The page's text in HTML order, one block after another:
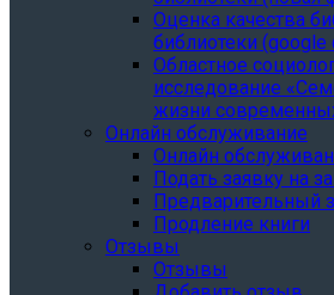
Oценка качества
библиотеки
Областное
исследование
жизни
Онлайн обслуживание
Онлайн
Подать заявку на
Предварительный
Продление книги
Отзывы
Отзывы